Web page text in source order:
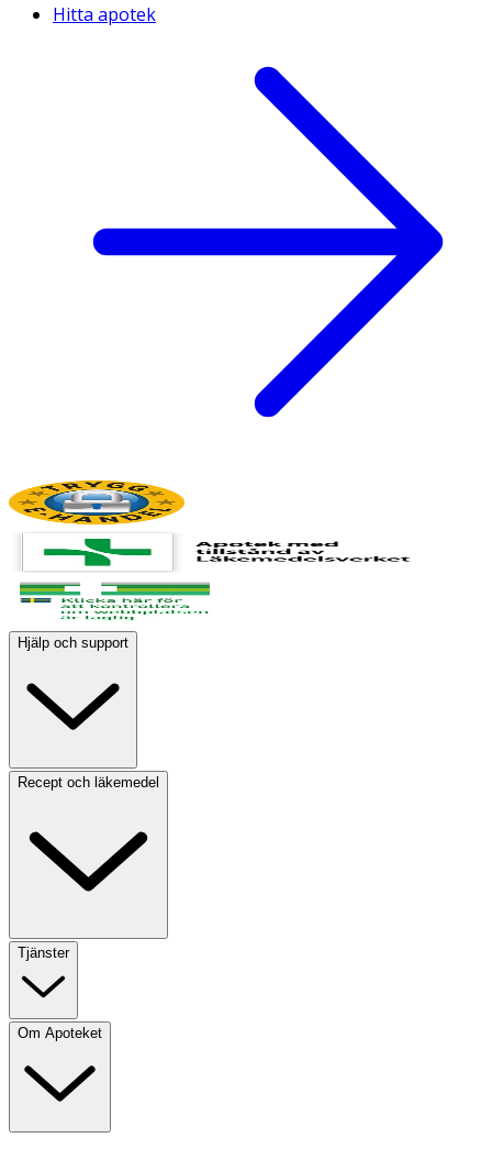
Hitta apotek
Hjälp och support
Recept och läkemedel
Tjänster
Om Apoteket